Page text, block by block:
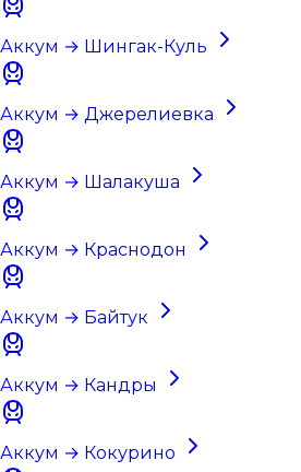
Аккум → Шингак-Куль
Аккум → Джерелиевка
Аккум → Шалакуша
Аккум → Краснодон
Аккум → Байтук
Аккум → Кандры
Аккум → Кокурино